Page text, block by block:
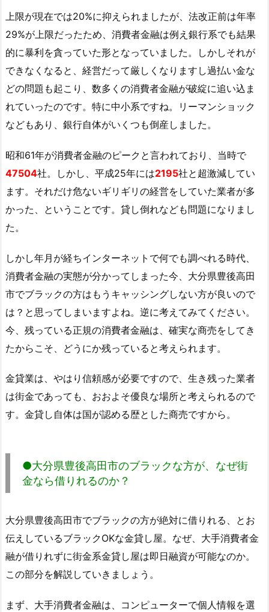
上限が現在では20%に抑えられましたが、法改正前は年率
29%が上限だったため、消費者金融は例え銀行系でも結果
的に暴利を貪っていた形となっていました。しかしそれが
できなくなると、経営だって厳しくなりますし過払い金な
どの問題も起こり、数多くの消費者金融が破綻に追い込ま
れていったのです。特に中小系ですね。リーマンショック
などもあり、銀行自体がいくつも倒産しました。
昭和61年が消費者金融のピークと言われており、当時で
47504社。しかし、平成25年には2195社と超激減してい
ます。それだけ危ないギリギリの経営をしていた業者が多
かった、ということです。貸し倒れなども問題になりまし
た。
しかし年月が経ちインターネットで何でも調べれる時代、
消費者金融の実態が分かってしまった今、大分県豊後高田
市でブラックの方はもうキャッシングしない方が良いので
は？と思ってしまいますよね。逆に考えてみてください。
今、残っている正規の消費者金融は、確実な商売をしてき
たからこそ、どうにか残っていると考えられます。
金貸業は、やはり信頼感が必要ですので、生き残った業者
は街金であっても、おおよそ優良な場所と考えられるので
す。金貸し自体は国が認める歴とした商売ですから。
●大分県豊後高田市のブラックな方が、なぜ街
金なら借りれるのか？
大分県豊後高田市でブラックの方が絶対に借りれる、とお
伝えしているブラックOKな金貸し屋。なぜ、大手消費者金
融が借りれずに街金系金貸し屋は即日融資が可能なのか。
この部分を解説していきましょう。
まず、大手消費者金融は、コンピューターで個人情報を選